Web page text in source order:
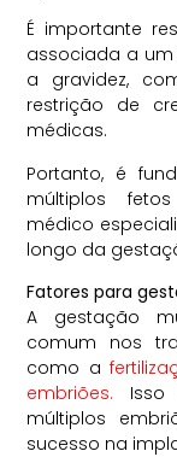
É importante
associada a
a gravidez,
restrição de
médicas.
Portanto, é
múltiplos
médico
longo da
Fatores para
A gestação
comum nos
como a
embriões. Isso
múltiplos
sucesso na